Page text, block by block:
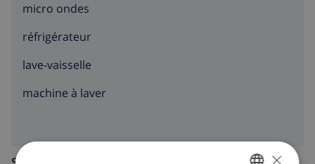
micro ondes
réfrigérateur
lave-vaisselle
machine à laver